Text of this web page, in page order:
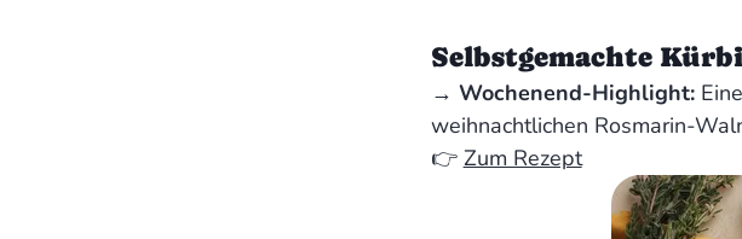
Selbstgemachte
‍→ Wochenend-Highlight:
weihnachtlichen Rosmarin-
👉 Zum Rezept